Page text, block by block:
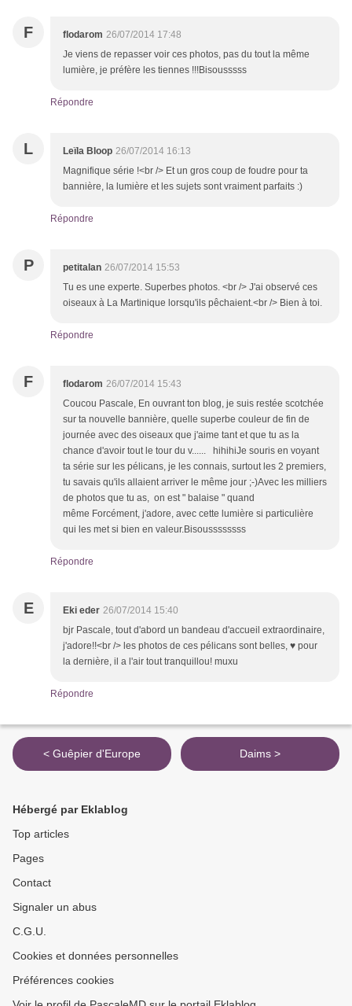
F flodarom 26/07/2014 17:48
Je viens de repasser voir ces photos, pas du tout la même
lumière, je préfère les tiennes !!!Bisousssss
Répondre
L Leïla Bloop 26/07/2014 16:13
Magnifique série !<br /> Et un gros coup de foudre pour ta
bannière, la lumière et les sujets sont vraiment parfaits :)
Répondre
P petitalan 26/07/2014 15:53
Tu es une experte. Superbes photos. <br /> J'ai observé ces
oiseaux à La Martinique lorsqu'ils pêchaient.<br /> Bien à toi.
Répondre
F flodarom 26/07/2014 15:43
Coucou Pascale, En ouvrant ton blog, je suis restée scotchée
sur ta nouvelle bannière, quelle superbe couleur de fin de
journée avec des oiseaux que j'aime tant et que tu as la
chance d'avoir tout le tour du v...... hihihiJe souris en voyant
ta série sur les pélicans, je les connais, surtout les 2 premiers,
tu savais qu'ils allaient arriver le même jour ;-)Avec les milliers
de photos que tu as, on est " balaise " quand
même Forcément, j'adore, avec cette lumière si particulière
qui les met si bien en valeur.Bisoussssssss
Répondre
E Eki eder 26/07/2014 15:40
bjr Pascale, tout d'abord un bandeau d'accueil extraordinaire,
j'adore!!<br /> les photos de ces pélicans sont belles, ♥ pour
la dernière, il a l'air tout tranquillou! muxu
Répondre
< Guêpier d'Europe Daims >
Hébergé par Eklablog
Top articles
Pages
Contact
Signaler un abus
C.G.U.
Cookies et données personnelles
Préférences cookies